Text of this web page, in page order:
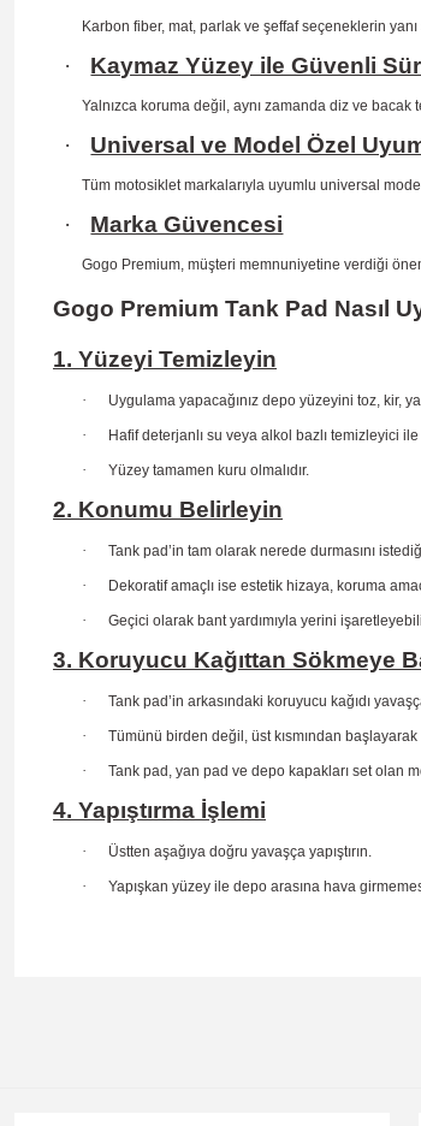
Karbon fiber, mat, parlak ve şeffaf seçeneklerin
· Kaymaz Yüzey ile Güvenli
Yalnızca koruma değil, aynı zamanda diz ve bacak
· Universal ve Model Özel
Tüm motosiklet markalarıyla uyumlu universal
· Marka Güvencesi
Gogo Premium, müşteri memnuniyetine verdiği
Gogo Premium Tank Pad Nasıl
1. Yüzeyi Temizleyin
· Uygulama yapacağınız depo yüzeyini toz, kir,
· Hafif deterjanlı su veya alkol bazlı temizleyici ile
· Yüzey tamamen kuru olmalıdır.
2. Konumu Belirleyin
· Tank pad’in tam olarak nerede durmasını
· Dekoratif amaçlı ise estetik hizaya, koruma
· Geçici olarak bant yardımıyla yerini
3. Koruyucu Kağıttan Sökmeye
· Tank pad’in arkasındaki koruyucu kağıdı
· Tümünü birden değil, üst kısmından
· Tank pad, yan pad ve depo kapakları set olan
4. Yapıştırma İşlemi
· Üstten aşağıya doğru yavaşça yapıştırın.
· Yapışkan yüzey ile depo arasına hava